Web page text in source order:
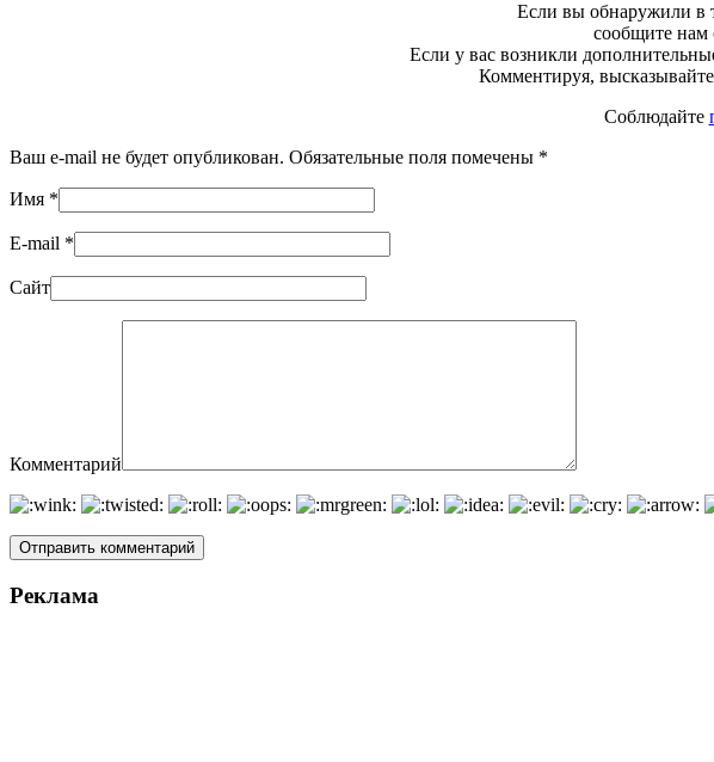
Если вы обнаружили в
сообщите нам
Если у вас возникли
Комментируя,
Соблюдайте
Ваш e-mail не будет опубликован. Обязательные поля помечены *
Имя *
E-mail *
Сайт
Комментарий
Реклама